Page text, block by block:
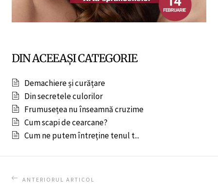
DIN ACEEAȘI CATEGORIE
Demachiere și curățare
Din secretele culorilor
Frumusețea nu înseamnă cruzime
Cum scapi de cearcane?
Cum ne putem întreține tenul t...
ANTERIORUL ARTICOL